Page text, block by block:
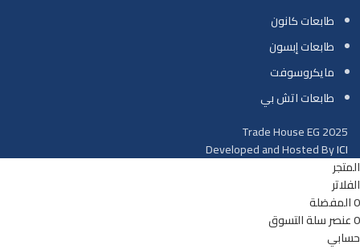
طابعات كانون
طابعات إبسون
مايكروسوفت
طابعات اتش بي
Trade House EG2025
Developed and Hosted ByICI
المتجر
الفلاتر
0المفضلة
0عنصرسلة التسوق
حسابي